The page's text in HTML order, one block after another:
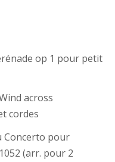
op 1 pour petit
across
cordes
Concerto pour
(arr. pour 2